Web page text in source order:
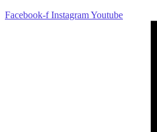
Facebook-f InstagramYoutube